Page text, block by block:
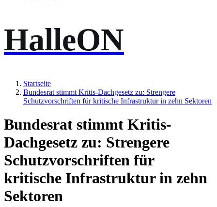
HalleON
Startseite
Bundesrat stimmt Kritis-Dachgesetz zu: Strengere
Schutzvorschriften für kritische Infrastruktur in zehn Sektoren
Bundesrat stimmt Kritis-
Dachgesetz zu: Strengere
Schutzvorschriften für
kritische Infrastruktur in zehn
Sektoren